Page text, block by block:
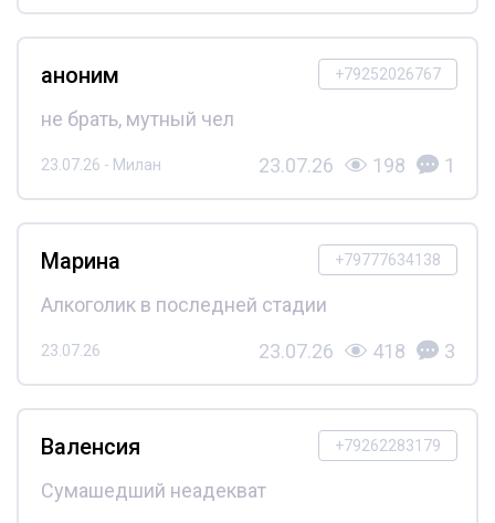
+79252026767
аноним
не брать, мутный чел
23.07.26 - Милан 23.07.26 198 1
+79777634138
Марина
Алкоголик в последней стадии
23.07.26 23.07.26 418 3
+79262283179
Валенсия
Сумашедший неадекват